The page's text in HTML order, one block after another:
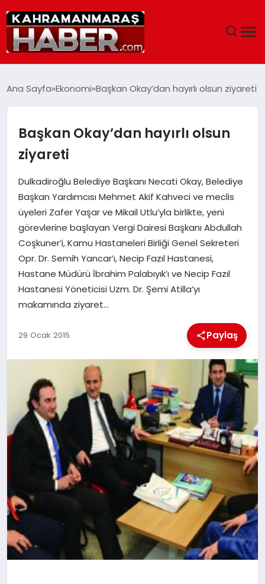
SIYASET
EĞITIM
SAĞLIK
GENEL
SPOR
İLÇE HABERLERI
YAZARLAR
KÜNYE
Ana Sayfa Ekonomi Başkan Okay’dan hayırlı olsun ziyareti
Başkan Okay’dan hayırlı olsun
ziyareti
Dulkadiroğlu Belediye Başkanı Necati Okay, Belediye
Başkan Yardımcısı Mehmet Akif Kahveci ve meclis
üyeleri Zafer Yaşar ve Mikail Utlu’yla birlikte, yeni
görevlerine başlayan Vergi Dairesi Başkanı Abdullah
Coşkuner’i, Kamu Hastaneleri Birliği Genel Sekreteri
Opr. Dr. Semih Yancar’ı, Necip Fazıl Hastanesi,
Hastane Müdürü İbrahim Palabıyık’ı ve Necip Fazıl
Hastanesi Yöneticisi Uzm. Dr. Şemi Atilla’yı
makamında ziyaret…
29 Ocak 2015 Paylaş